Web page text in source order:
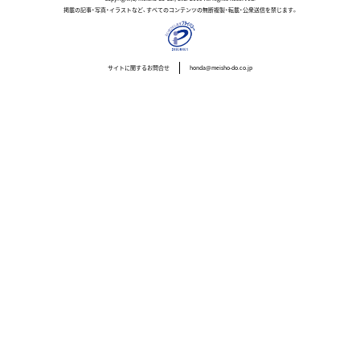
掲載の記事・写真・イラストなど、すべてのコンテンツの無断複製・転載・公衆送信を禁じます。
サイトに関するお問合せ honda@meisho-do.co.jp